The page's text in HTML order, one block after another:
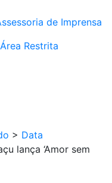
de Imprensa
Área Restrita
> Data
lança ‘Amor sem